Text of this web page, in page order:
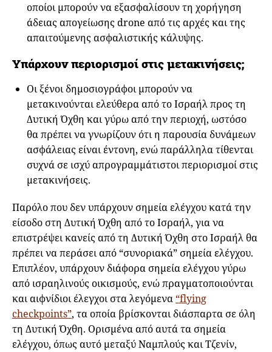
οποίοι μπορούν να εξασφαλίσουν τη χορήγηση
άδειας απογείωσης drone από τις αρχές και της
απαιτούμενης ασφαλιστικής κάλυψης.
Υπάρχουν περιορισμοί στις μετακινήσεις;
Οι ξένοι δημοσιογράφοι μπορούν να
μετακινούνται ελεύθερα από το Ισραήλ προς τη
Δυτική Όχθη και γύρω από την περιοχή, ωστόσο
θα πρέπει να γνωρίζουν ότι η παρουσία δυνάμεων
ασφάλειας είναι έντονη, ενώ παράλληλα τίθενται
συχνά σε ισχύ απρογραμμάτιστοι περιορισμοί στις
μετακινήσεις.
Παρόλο που δεν υπάρχουν σημεία ελέγχου κατά την
είσοδο στη Δυτική Όχθη από το Ισραήλ, για να
επιστρέψει κανείς από τη Δυτική Όχθη στο Ισραήλ θα
πρέπει να περάσει από “συνοριακά” σημεία ελέγχου.
Επιπλέον, υπάρχουν διάφορα σημεία ελέγχου γύρω
από ισραηλινούς οικισμούς, ενώ πραγματοποιούνται
και αιφνίδιοι έλεγχοι στα λεγόμενα “flying
checkpoints”, τα οποία βρίσκονται διάσπαρτα σε όλη
τη Δυτική Όχθη. Ορισμένα από αυτά τα σημεία
ελέγχου, όπως αυτό μεταξύ Ναμπλούς και Τζενίν,